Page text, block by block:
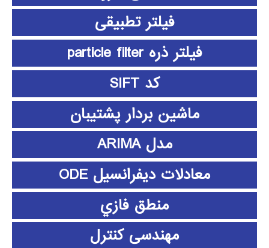
فیلتر تطبیقی
فیلتر ذره particle filter
کد SIFT
ماشین بردار پشتیبان
مدل ARIMA
معادلات دیفرانسیل ODE
منطق فازي
مهندسی کنترل